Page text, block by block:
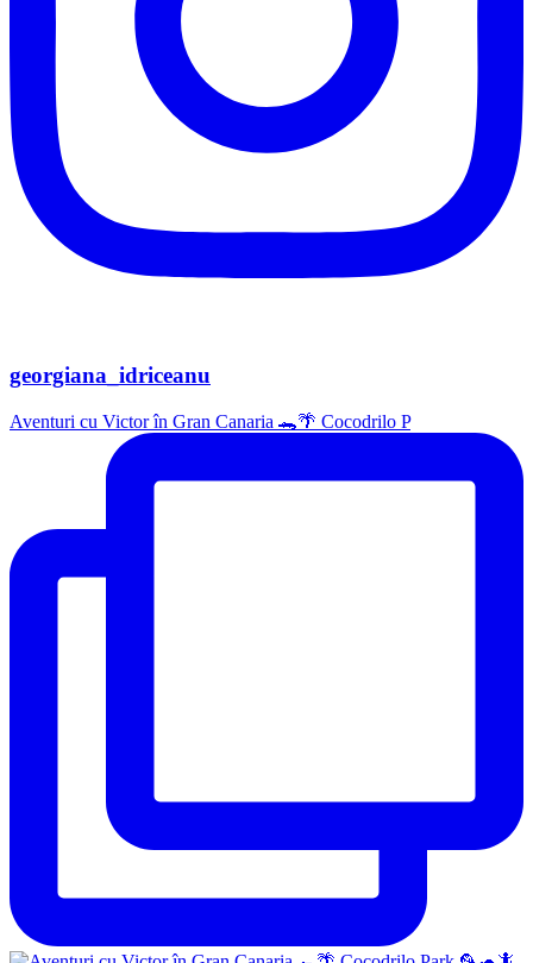
georgiana_idriceanu
Aventuri cu Victor în Gran Canaria 🐊🌴 Cocodrilo P